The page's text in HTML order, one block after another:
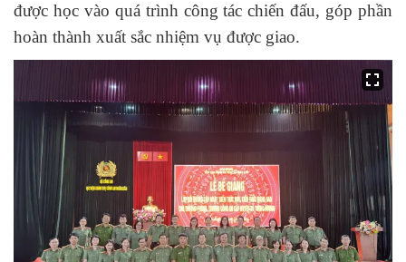
được học vào quá trình công tác chiến đấu, góp phần
hoàn thành xuất sắc nhiệm vụ được giao.